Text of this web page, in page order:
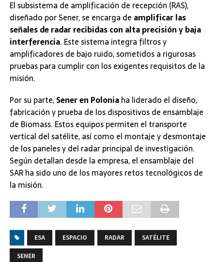
El subsistema de amplificación de recepción (RAS),
diseñado por Sener, se encarga de amplificar las
señales de radar recibidas con alta precisión y baja
interferencia. Este sistema integra filtros y
amplificadores de bajo ruido, sometidos a rigurosas
pruebas para cumplir con los exigentes requisitos de la
misión​.
Por su parte,Sener en Poloniaha liderado el diseño,
fabricación y prueba de los dispositivos de ensamblaje
de Biomass. Estos equipos permiten el transporte
vertical del satélite, así como el montaje y desmontaje
de los paneles y del radar principal de investigación.
Según detallan desde la empresa, el ensamblaje del
SAR ha sido uno de los mayores retos tecnológicos de
la misión​.
ESA ESPACIO RADAR
SATÉLITE
SENER